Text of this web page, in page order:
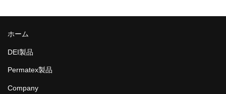
ホーム
DEI製品
Permatex製品
Company